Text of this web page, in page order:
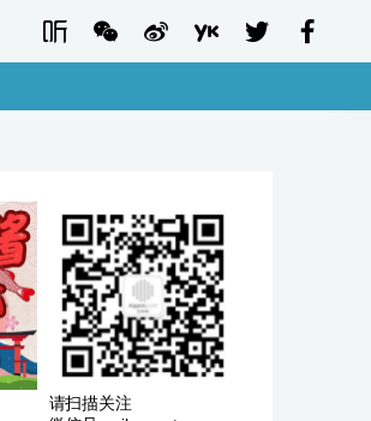
请扫描关注